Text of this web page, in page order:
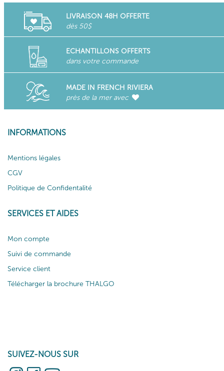
LIVRAISON 48H OFFERTE
dès 50$
ECHANTILLONS OFFERTS
dans votre commande
MADE IN FRENCH RIVIERA
près de la mer avec
INFORMATIONS
Mentions légales
CGV
Politique de Confidentalité
SERVICES ET AIDES
Mon compte
Suivi de commande
Service client
Télécharger la brochure THALGO
SUIVEZ-NOUS SUR